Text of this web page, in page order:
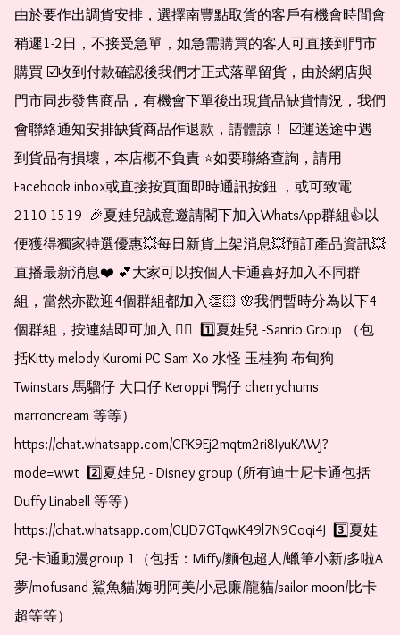
由於要作出調貨安排，選擇南豐點取貨的客戶有機會時間會
稍遲1-2日，不接受急單，如急需購買的客人可直接到門市
購買 ☑️收到付款確認後我們才正式落單留貨，由於網店與
門市同步發售商品，有機會下單後出現貨品缺貨情況，我們
會聯絡通知安排缺貨商品作退款，請體諒！ ☑️運送途中遇
到貨品有損壞，本店概不負責 ⭐️如要聯絡查詢，請用
Facebook inbox或直接按頁面即時通訊按鈕 ，或可致電
2110 1519  🎉夏娃兒誠意邀請閣下加入WhatsApp群組👍以
便獲得獨家特選優惠💥每日新貨上架消息💥預訂產品資訊💥
直播最新消息❤️ 💕大家可以按個人卡通喜好加入不同群
組，當然亦歡迎4個群組都加入👏🏻 🌸我們暫時分為以下4
個群組，按連結即可加入 👇🏻  1️⃣夏娃兒 -Sanrio Group （包
括Kitty melody Kuromi PC Sam Xo 水怪 玉桂狗 布甸狗
Twinstars 馬騮仔 大口仔 Keroppi 鴨仔 cherrychums
marroncream 等等）
https://chat.whatsapp.com/CPK9Ej2mqtm2ri8IyuKAWj?
mode=wwt  2️⃣夏娃兒 - Disney group (所有迪士尼卡通包括
Duffy Linabell 等等）
https://chat.whatsapp.com/CLJD7GTqwK49l7N9Coqi4J  3️⃣夏娃
兒-卡通動漫group 1（包括：Miffy/麵包超人/蠟筆小新/多啦A
夢/mofusand 鯊魚貓/娒明阿美/小忌廉/龍貓/sailor moon/比卡
超等等）